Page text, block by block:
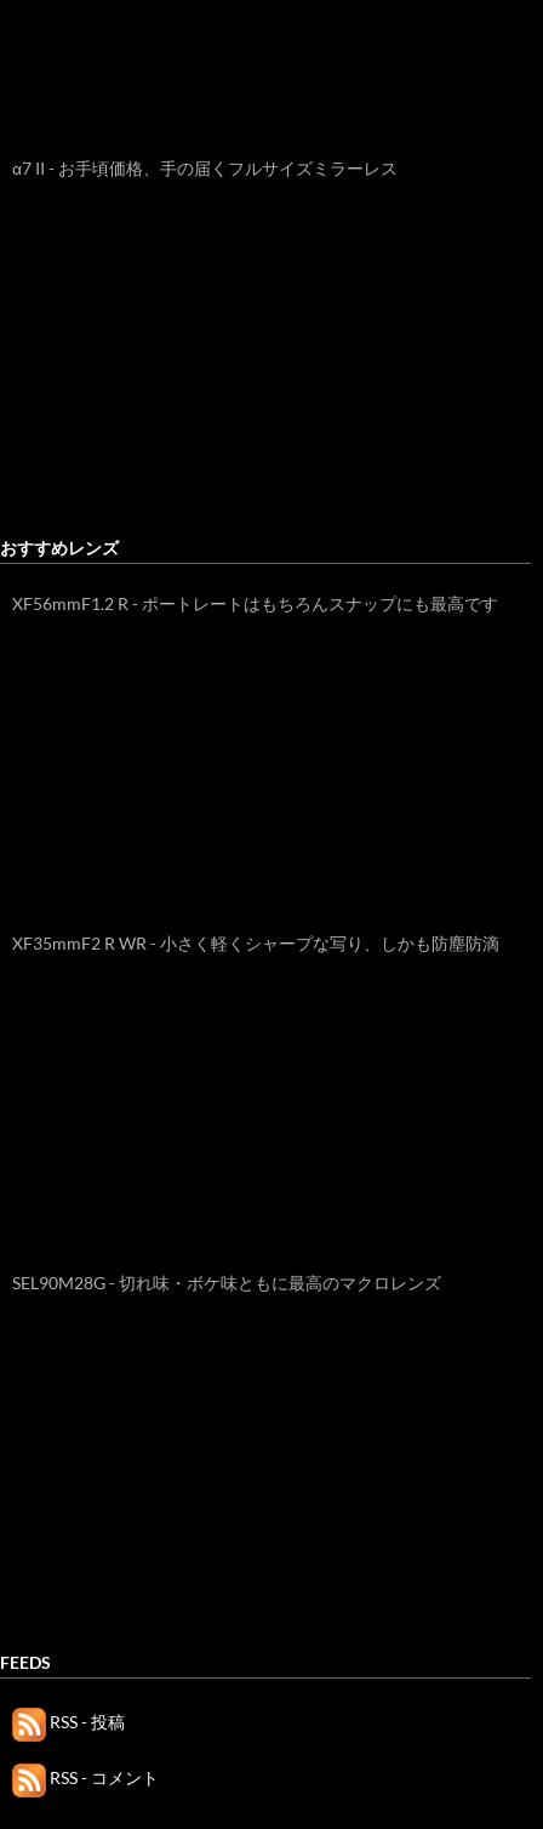
α7 II - お手頃価格、手の届くフルサイズミラーレス
おすすめレンズ
XF56mmF1.2 R - ポートレートはもちろんスナップにも最高です
XF35mmF2 R WR - 小さく軽くシャープな写り、しかも防塵防滴
SEL90M28G - 切れ味・ボケ味ともに最高のマクロレンズ
FEEDS
RSS - 投稿
RSS - コメント